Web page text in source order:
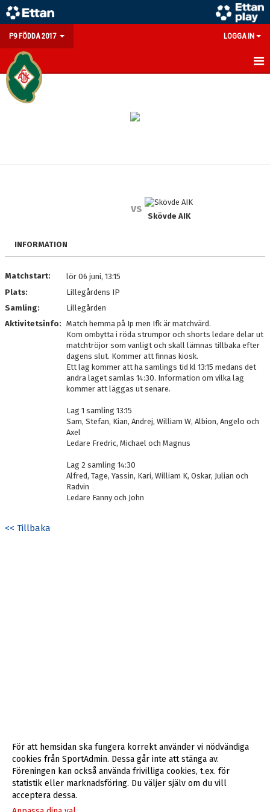
P9 FÖDDA 2017 LOGGA IN
HEM
DOKUMENT
vs
Skövde AIK
INFORMATION
Matchstart:
lör 06 juni, 13:15
Plats:
Lillegårdens IP
Samling:
Lillegården
Aktivitetsinfo: Match hemma på Ip men Ifk är matchvärd.
Kom ombytta i röda strumpor och shorts ledare delar ut
matchtröjor som vanligt och skall lämnas tillbaka efter
dagens slut. Kommer att finnas kiosk.
Ett lag kommer att ha samlings tid kl 13:15 medans det
andra laget samlas 14:30. Information om vilka lag
kommer att läggas ut senare.
Lag 1 samling 13:15
Sam, Stefan, Kian, Andrej, William W, Albion, Angelo och
Axel
Ledare Fredric, Michael och Magnus
Lag 2 samling 14:30
Alfred, Tage, Yassin, Kari, William K, Oskar, Julian och
Radvin
Ledare Fanny och John
<< Tillbaka
För att hemsidan ska fungera korrekt använder vi nödvändiga
cookies från SportAdmin. Dessa går inte att stänga av.
Föreningen kan också använda frivilliga cookies, t.ex. för
statistik eller marknadsföring. Du väljer själv om du vill
acceptera dessa.